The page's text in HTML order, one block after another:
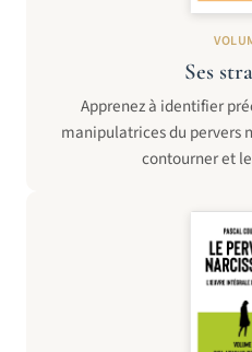
Ses
Apprenez à identifier
manipulatrices du pervers
contourner et